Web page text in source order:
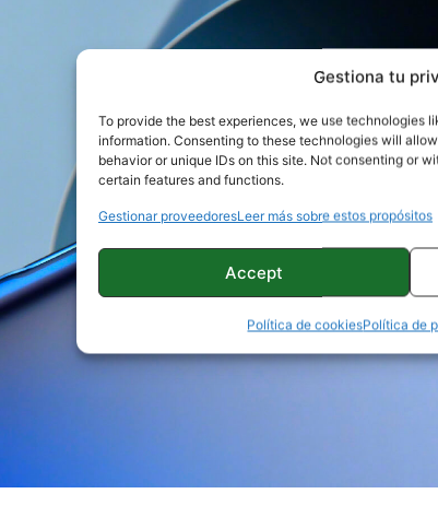
Gestiona tu
To provide the best experiences, we use technologies
information. Consenting to these technologies will
behavior or unique IDs on this site. Not consenting or
certain features and functions.
Gestionar proveedoresLeer más sobre estos propósitos
Accept
Política de cookiesPolítica de